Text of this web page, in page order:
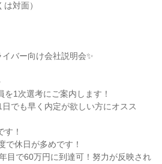
対面）
バー向け会社説明会✨
1次選考にご案内します！
でも早く内定が欲しい方にオスス
す！
で休日が多めです！
目で60万円に到達可！努力が反映され